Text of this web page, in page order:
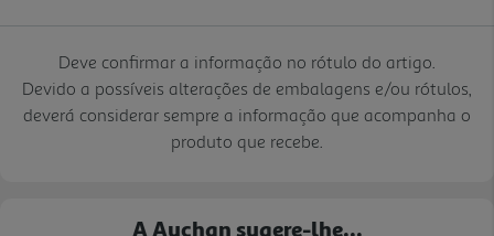
Deve confirmar a informação no rótulo do artigo.
Devido a possíveis alterações de embalagens e/ou rótulos,
deverá considerar sempre a informação que acompanha o
produto que recebe.
A Auchan sugere-lhe...